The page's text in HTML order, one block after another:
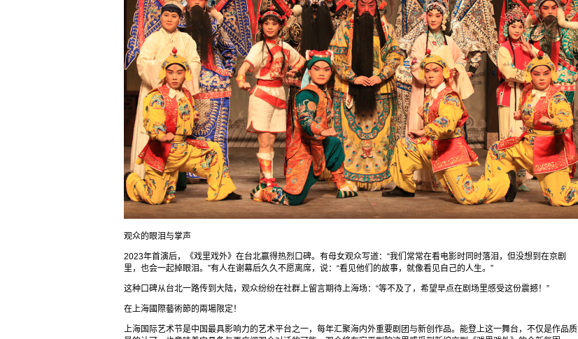
观众的眼泪与掌声
2023年首演后，《戏里戏外》在台北赢得热烈口碑。有母女观众写道：“我们常常在看电影时同时落泪，但没想到在京剧
里，也会一起掉眼泪。”有人在谢幕后久久不愿离席，说：“看见他们的故事，就像看见自己的人生。”
这种口碑从台北一路传到大陆，观众纷纷在社群上留言期待上海场：“等不及了，希望早点在剧场里感受这份震撼！”
在上海國際藝術節的兩場限定！
上海国际艺术节是中国最具影响力的艺术平台之一，每年汇聚海内外重要剧团与新创作品。能登上这一舞台，不仅是作品质